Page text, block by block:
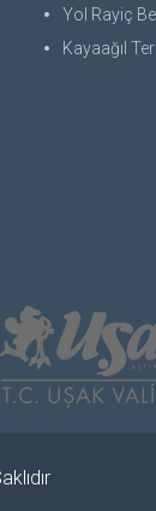
Yol Rayiç
Kayaağıl